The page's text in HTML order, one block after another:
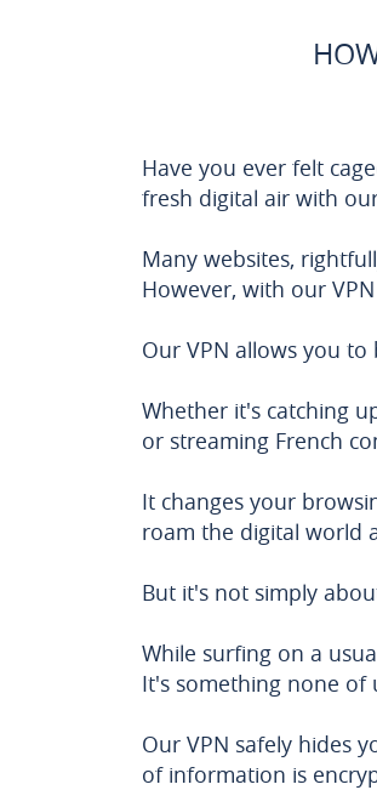
Have you ever felt
fresh digital air with
Many websites,
However, with our
Our VPN allows you
Whether it's catching
or streaming French
It changes your
roam the digital world
But it's not simply
While surfing on a
It's something none of
Our VPN safely hides
of information is